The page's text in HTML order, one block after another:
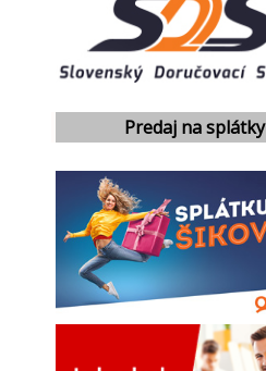
Predaj na splátky